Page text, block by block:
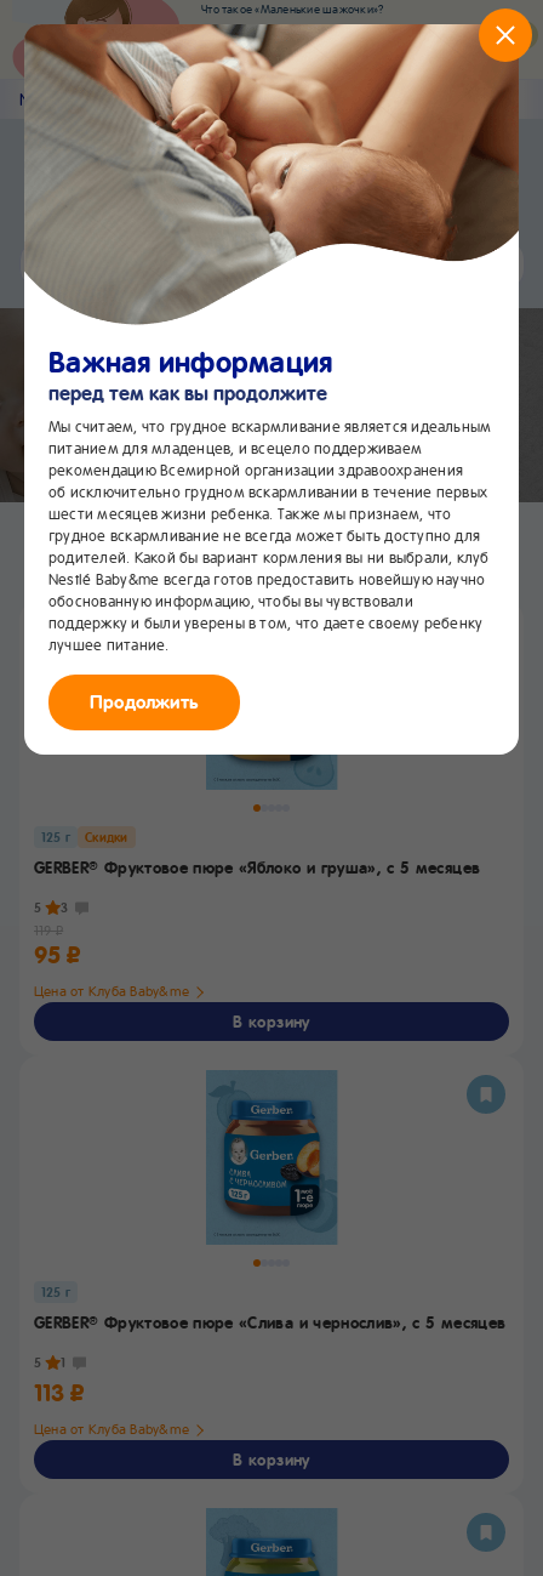
Что такое «Маленькие шажочки»?
Наш новый суперсервис для отслеживания
развития вашего малыша
Попробовать сейчас
Nestlé Baby &me GERBER®
Приложение Nestlé Baby&me
Еще быстрее и удобнее
Установить
Чат24/7
Многокомпонентные пюре
Все продукты
125 г Скидки
GERBER® Фруктовое пюре «Яблоко и груша»,с 5 месяцев
5 3
95 ₽
119 ₽
Цена от Клуба Baby&me
В корзину
125 г
GERBER® Фруктовое пюре «Слива и чернослив»,с 5 месяцев
5 1
113 ₽
Цена от Клуба Baby&me
В корзину
Важная информация
перед тем как вы продолжите
Мы считаем, что грудное вскармливание является идеальным
питанием для младенцев, и всецело поддерживаем
рекомендацию Всемирной организации здравоохранения
об исключительно грудном вскармливании в течение первых
шести месяцев жизни ребенка. Также мы признаем, что
грудное вскармливание не всегда может быть доступно для
родителей. Какой бы вариант кормления вы ни выбрали, клуб
Nestlé Baby&me всегда готов предоставить новейшую научно
обоснованную информацию, чтобы вы чувствовали
поддержку и были уверены в том, что даете своему ребенку
лучшее питание.
Продолжить